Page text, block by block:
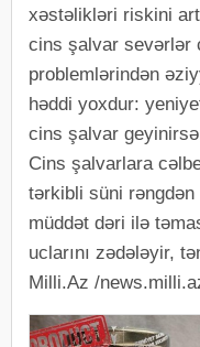
xəstəlikləri riskini
cins şalvar sevərlər
problemlərindən
həddi yoxdur:
cins şalvar
Cins şalvarlara
tərkibli süni
müddət dəri ilə
uclarını zədələyir,
Milli.Az /